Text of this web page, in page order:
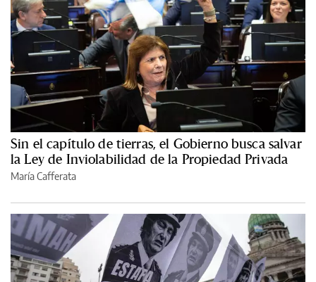
Sin el capítulo de tierras, el Gobierno busca salvar
la Ley de Inviolabilidad de la Propiedad Privada
María Cafferata